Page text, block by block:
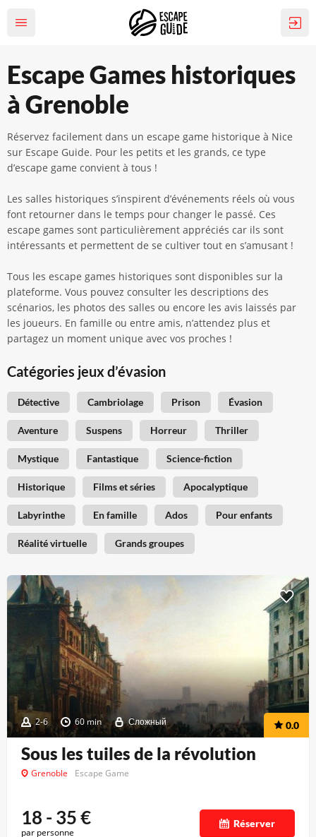
Escape Games historiques
à Grenoble
Réservez facilement dans un escape game historique à Nice
sur Escape Guide. Pour les petits et les grands, ce type
d’escape game convient à tous !
Les salles historiques s’inspirent d’événements réels où vous
font retourner dans le temps pour changer le passé. Ces
escape games sont particulièrement appréciés car ils sont
intéressants et permettent de se cultiver tout en s’amusant !
Tous les escape games historiques sont disponibles sur la
plateforme. Vous pouvez consulter les descriptions des
scénarios, les photos des salles ou encore les avis laissés par
les joueurs. En famille ou entre amis, n’attendez plus et
partagez un moment unique avec vos proches !
Catégories jeux d’évasion
Détective Cambriolage Prison Évasion
Aventure Suspens Horreur Thriller
Mystique Fantastique Science-fiction
Historique Films et séries Apocalyptique
Labyrinthe En famille Ados Pour enfants
Réalité virtuelle Grands groupes
2-6 60 min Сложный 0.0
Sous les tuiles de la révolution
Grenoble Escape Game
18 - 35€
par personne
Réserver